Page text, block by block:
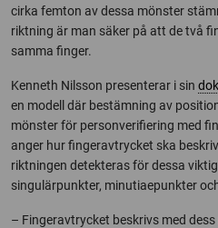
cirka femton av dessa mönster
riktning är man säker på att de två
samma finger.
Kenneth Nilsson presenterar i sin
en modell där bestämning av
mönster för personverifiering med
anger hur fingeravtrycket ska
riktningen detekteras för dessa
singulärpunkter, minutiaepunkter
– Fingeravtrycket beskrivs med